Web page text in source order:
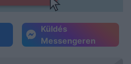
Küldés
Messengeren